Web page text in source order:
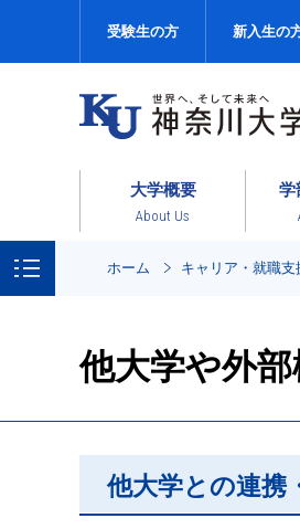
受験生の方 新入生の
大学概要
About Us
学
ホーム キャリア・就職支
他大学や外
他大学との連携